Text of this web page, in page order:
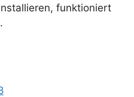
funktioniert